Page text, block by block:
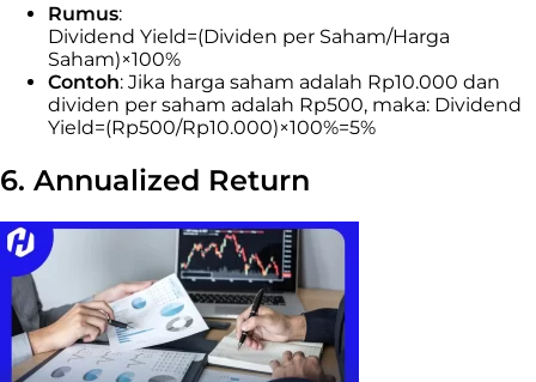
Rumus:
Dividend Yield=(Dividen per Saham/Harga
Saham)×100%
Contoh: Jika harga saham adalah Rp10.000 dan
dividen per saham adalah Rp500, maka: Dividend
Yield=(Rp500/Rp10.000)×100%=5%
6. Annualized Return